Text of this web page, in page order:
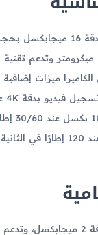
وحجم بيكسل يبلغ 1.12 ميكرومتر
تأتي الكاميرا الأمامية بدقة 2